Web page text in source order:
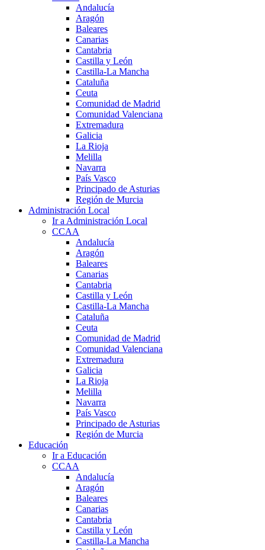
Andalucía
Aragón
Baleares
Canarias
Cantabria
Castilla y León
Castilla-La Mancha
Cataluña
Ceuta
Comunidad de Madrid
Comunidad Valenciana
Extremadura
Galicia
La Rioja
Melilla
Navarra
País Vasco
Principado de Asturias
Región de Murcia
Administración Local
Ir a Administración Local
CCAA
Andalucía
Aragón
Baleares
Canarias
Cantabria
Castilla y León
Castilla-La Mancha
Cataluña
Ceuta
Comunidad de Madrid
Comunidad Valenciana
Extremadura
Galicia
La Rioja
Melilla
Navarra
País Vasco
Principado de Asturias
Región de Murcia
Educación
Ir a Educación
CCAA
Andalucía
Aragón
Baleares
Canarias
Cantabria
Castilla y León
Castilla-La Mancha